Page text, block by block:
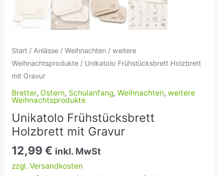
Start/ Anlässe/ Weihnachten/ weitere
Weihnachtsprodukte/ Unikatolo Frühstücksbrett Holzbrett
mit Gravur
Bretter, Ostern, Schulanfang, Weihnachten, weitere
Weihnachtsprodukte
Unikatolo Frühstücksbrett
Holzbrett mit Gravur
12,99€ inkl. MwSt
zzgl. Versandkosten